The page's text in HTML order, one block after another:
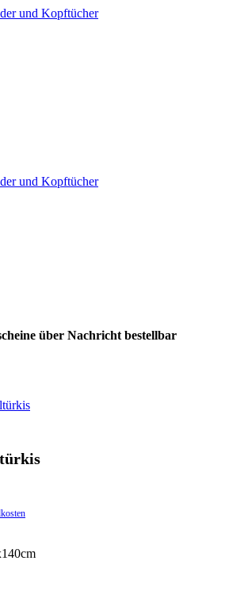
über Nachricht bestellbar